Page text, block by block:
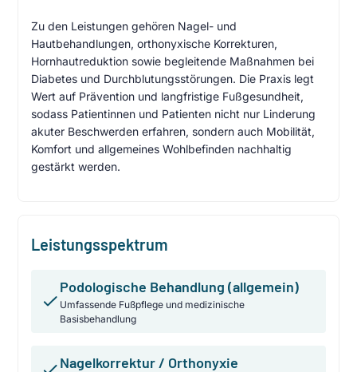
Zu den Leistungen gehören Nagel- und
Hautbehandlungen, orthonyxische Korrekturen,
Hornhautreduktion sowie begleitende Maßnahmen bei
Diabetes und Durchblutungsstörungen. Die Praxis legt
Wert auf Prävention und langfristige Fußgesundheit,
sodass Patientinnen und Patienten nicht nur Linderung
akuter Beschwerden erfahren, sondern auch Mobilität,
Komfort und allgemeines Wohlbefinden nachhaltig
gestärkt werden.
Leistungsspektrum
Podologische Behandlung (allgemein)
Umfassende Fußpflege und medizinische
Basisbehandlung
Nagelkorrektur / Orthonyxie